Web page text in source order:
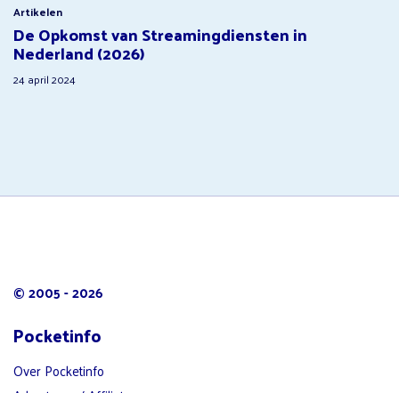
Artikelen
De Opkomst van Streamingdiensten in
Nederland (2026)
24 april 2024
© 2005 - 2026
Pocketinfo
Over Pocketinfo